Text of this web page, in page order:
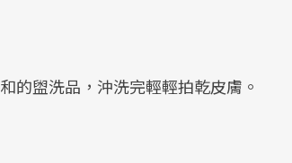
的盥洗品，沖洗完輕輕拍乾皮膚。